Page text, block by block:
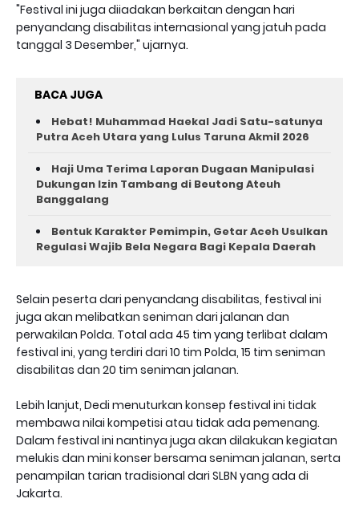
"Festival ini juga diiadakan berkaitan dengan hari
penyandang disabilitas internasional yang jatuh pada
tanggal 3 Desember," ujarnya.
BACA JUGA
Hebat! Muhammad Haekal Jadi Satu-satunya
Putra Aceh Utara yang Lulus Taruna Akmil 2026
Haji Uma Terima Laporan Dugaan Manipulasi
Dukungan Izin Tambang di Beutong Ateuh
Banggalang
Bentuk Karakter Pemimpin, Getar Aceh Usulkan
Regulasi Wajib Bela Negara Bagi Kepala Daerah
Selain peserta dari penyandang disabilitas, festival ini
juga akan melibatkan seniman dari jalanan dan
perwakilan Polda. Total ada 45 tim yang terlibat dalam
festival ini, yang terdiri dari 10 tim Polda, 15 tim seniman
disabilitas dan 20 tim seniman jalanan.
Lebih lanjut, Dedi menuturkan konsep festival ini tidak
membawa nilai kompetisi atau tidak ada pemenang.
Dalam festival ini nantinya juga akan dilakukan kegiatan
melukis dan mini konser bersama seniman jalanan, serta
penampilan tarian tradisional dari SLBN yang ada di
Jakarta.